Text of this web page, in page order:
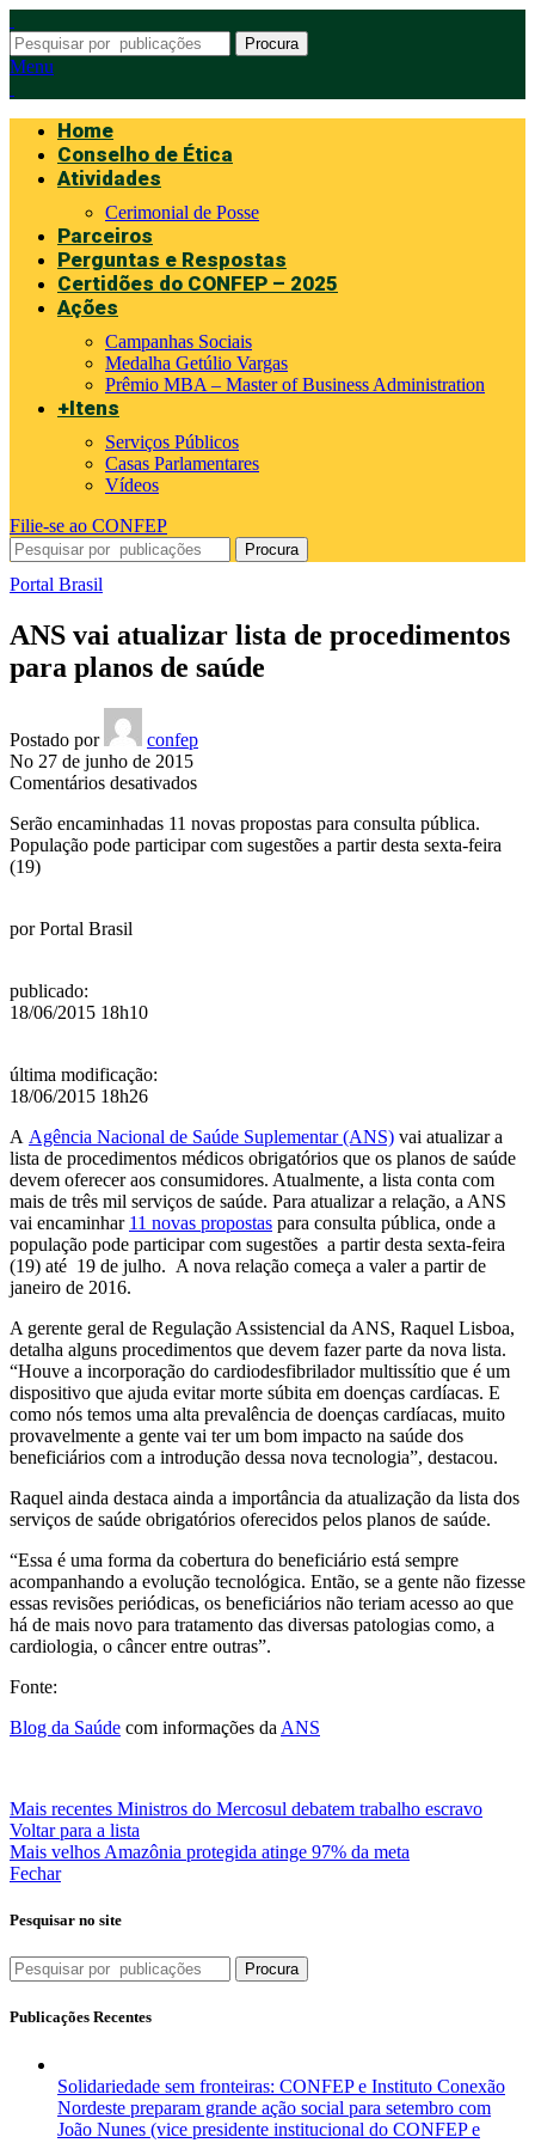
Procura
Menu
Home
Conselho de Ética
Atividades
Cerimonial de Posse
Parceiros
Perguntas e Respostas
Certidões do CONFEP – 2025
Ações
Campanhas Sociais
Medalha Getúlio Vargas
Prêmio MBA – Master of Business Administration
+Itens
Serviços Públicos
Casas Parlamentares
Vídeos
Filie-se ao CONFEP
Procura
Portal Brasil
ANS vai atualizar lista de procedimentos
para planos de saúde
Postado por
confep
No 27 de junho de 2015
Comentários desativadosem
vai
atualizar
Serão encaminhadas 11 novas propostas para consulta pública.
População pode participar com sugestões a partir desta sexta-feira
(19)
porPortal Brasil
publicado:
18/06/2015 18h10
última modificação:
18/06/2015 18h26
A Agência Nacional de Saúde Suplementar (ANS) vai atualizar a
lista de procedimentos médicos obrigatórios que os planos de saúde
devem oferecer aos consumidores. Atualmente, a lista conta com
mais de três mil serviços de saúde. Para atualizar a relação, a ANS
vai encaminhar 11 novas propostas para consulta pública, onde a
população pode participar com sugestões a partir desta sexta-feira
(19) até 19 de julho. A nova relação começa a valer a partir de
janeiro de 2016.
A gerente geral de Regulação Assistencial da ANS, Raquel Lisboa,
detalha alguns procedimentos que devem fazer parte da nova lista.
“Houve a incorporação do cardiodesfibrilador multissítio que é um
dispositivo que ajuda evitar morte súbita em doenças cardíacas. E
como nós temos uma alta prevalência de doenças cardíacas, muito
provavelmente a gente vai ter um bom impacto na saúde dos
beneficiários com a introdução dessa nova tecnologia”, destacou.
Raquel ainda destaca ainda a importância da atualização da lista dos
serviços de saúde obrigatórios oferecidos pelos planos de saúde.
“Essa é uma forma da cobertura do beneficiário está sempre
acompanhando a evolução tecnológica. Então, se a gente não fizesse
essas revisões periódicas, os beneficiários não teriam acesso ao que
há de mais novo para tratamento das diversas patologias como, a
cardiologia, o câncer entre outras”.
Fonte:
Blog da Saúde com informações da ANS
Mais recentes Ministros do Mercosul debatem trabalho escravo
Voltar para a lista
Mais velhos Amazônia protegida atinge 97% da meta
Fechar
Pesquisar no site
Procura
Publicações Recentes
Solidariedade sem fronteiras: CONFEP e Instituto Conexão
Nordeste preparam grande ação social para setembro com
João Nunes (vice presidente institucional do CONFEP e